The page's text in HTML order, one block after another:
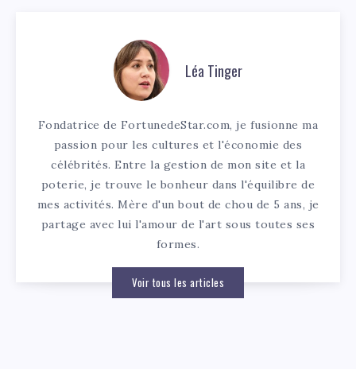
Léa Tinger
Fondatrice de FortunedeStar.com, je fusionne ma
passion pour les cultures et l'économie des
célébrités. Entre la gestion de mon site et la
poterie, je trouve le bonheur dans l'équilibre de
mes activités. Mère d'un bout de chou de 5 ans, je
partage avec lui l'amour de l'art sous toutes ses
formes.
Voir tous les articles